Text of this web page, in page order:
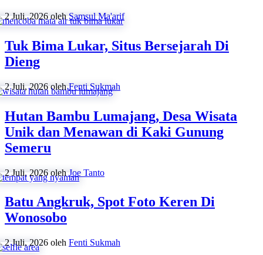
2 Juli, 2026 olehSamsul Ma'arif
Tuk Bima Lukar, Situs Bersejarah Di
Dieng
2 Juli, 2026 olehFenti Sukmah
Hutan Bambu Lumajang, Desa Wisata
Unik dan Menawan di Kaki Gunung
Semeru
2 Juli, 2026 olehJoe Tanto
Batu Angkruk, Spot Foto Keren Di
Wonosobo
2 Juli, 2026 oleh Fenti Sukmah